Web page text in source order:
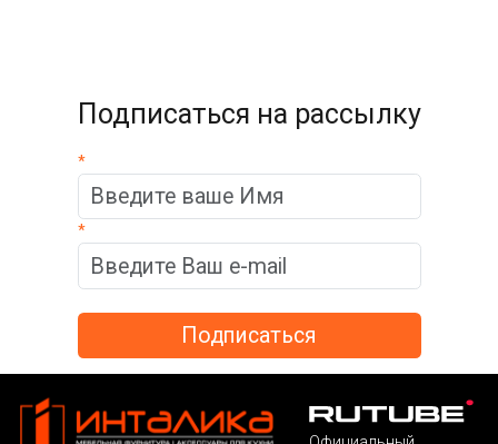
Подписаться на рассылку
*
*